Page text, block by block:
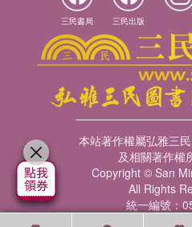
三民書局 三民出版
本站著作權屬弘雅三
及相關著作權
Copyright © San
All Rights
統一編號：